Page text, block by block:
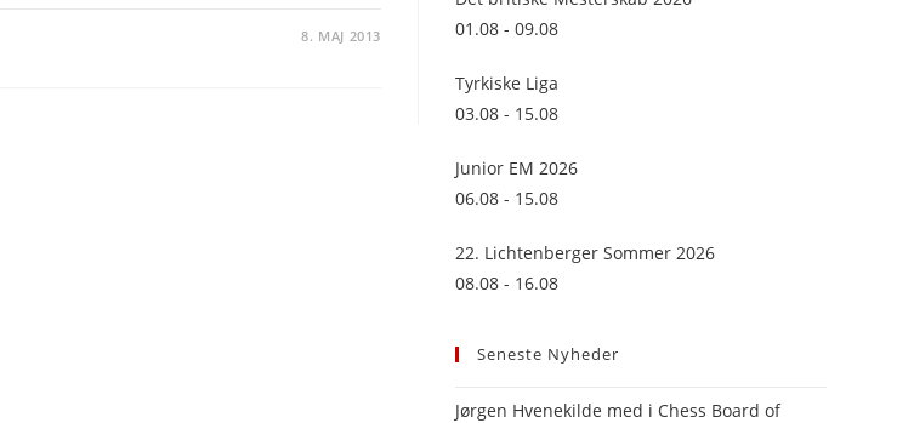
8. MAJ 2013
01.08 - 09.08
Tyrkiske Liga
03.08 - 15.08
Junior EM 2026
06.08 - 15.08
22. Lichtenberger Sommer 2026
08.08 - 16.08
Seneste Nyheder
Jørgen Hvenekilde med i Chess Board of